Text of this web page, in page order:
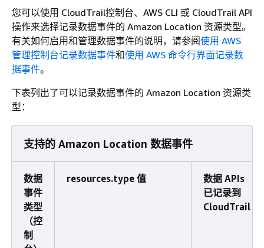
您可以使用 CloudTrail控制台、AWS CLI 或 CloudTrail API
操作来选择记录数据事件的 Amazon Location 资源类型。
有关如何启用和管理数据事件的说明，请参阅使用 AWS
管理控制台记录数据事件和使用 AWS 命令行界面记录数
据事件。
下表列出了可以记录数据事件的 Amazon Location 资源类
型：
支持的 Amazon Location 数据事件
数据
事件
类型
（控
制
resources.type 值
数据 APIs
已记录到
CloudTrail